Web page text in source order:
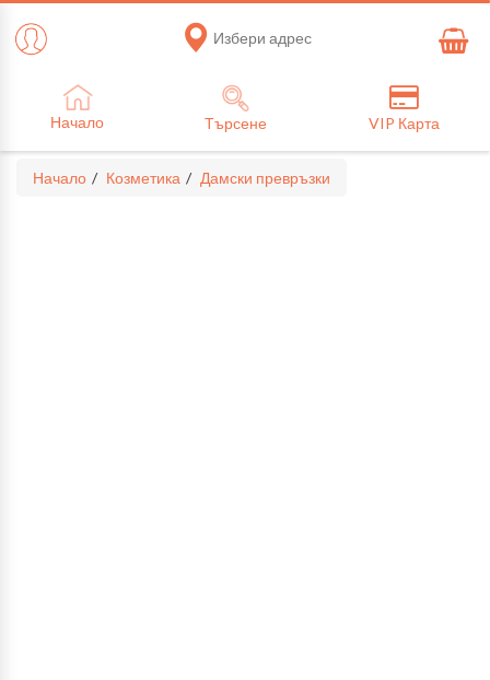
Избери адрес
Начало Търсене VIP Карта
Начало Козметика Дамски превръзки